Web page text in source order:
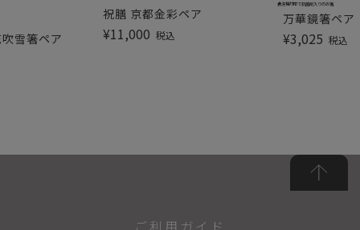
雪箸ペア
祝膳 京都金彩ペア
¥11,000 税込
万華鏡箸ペア
¥3,025 税込
食洗機対応で抗菌剤入りのお箸